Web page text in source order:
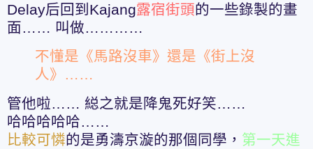
Delay后回到Kajang露宿街頭的一些錄製的畫
面…… 叫做…………
不懂是《馬路沒車》還是《街上沒
人》……
管他啦…… 縂之就是降鬼死好笑……
哈哈哈哈哈……
比較可憐的是勇濤京漩的那個同學， 第一天進